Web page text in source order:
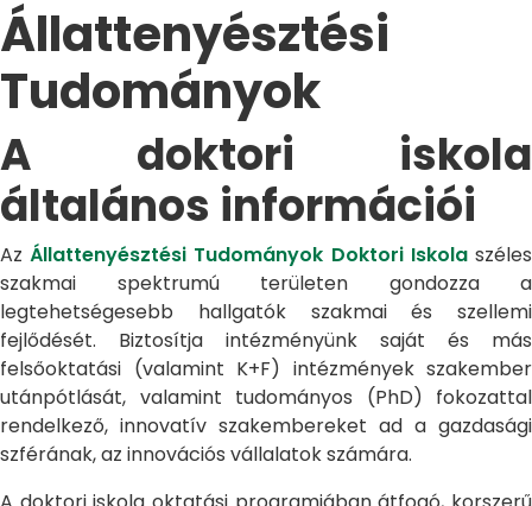
Állattenyésztési
Tudományok
A doktori iskola
általános információi
AzÁllattenyésztési Tudományok Doktori Iskolaszéles
szakmai spektrumú területen gondozza a
legtehetségesebb hallgatók szakmai és szellemi
fejlődését. Biztosítja intézményünk saját és más
felsőoktatási (valamint K+F) intézmények szakember
utánpótlását, valamint tudományos (PhD) fokozattal
rendelkező, innovatív szakembereket ad a gazdasági
szférának, az innovációs vállalatok számára.